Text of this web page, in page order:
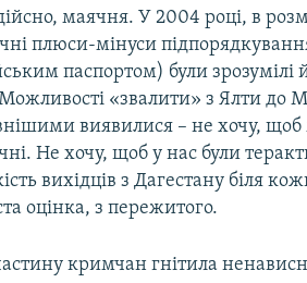
маячня. У 2004 році, в
плюси-мінуси
паспортом) були зрозумілі
Можливості «звалити» з Ялти до
виявилися – не хочу, щоб
Не хочу, щоб у нас були
вихідців з Дагестану біля
оцінка, з пережитого.
кримчан гнітила